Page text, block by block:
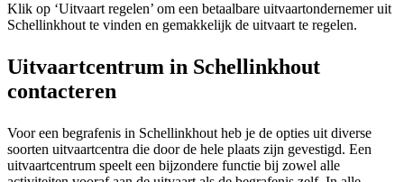
Klik op ‘Uitvaart regelen’ om een betaalbare uitvaartondernemer uit
Schellinkhout te vinden en gemakkelijk de uitvaart te regelen.
Uitvaartcentrum in Schellinkhout
contacteren
Voor een begrafenis in Schellinkhout heb je de opties uit diverse
soorten uitvaartcentra die door de hele plaats zijn gevestigd. Een
uitvaartcentrum speelt een bijzondere functie bij zowel alle